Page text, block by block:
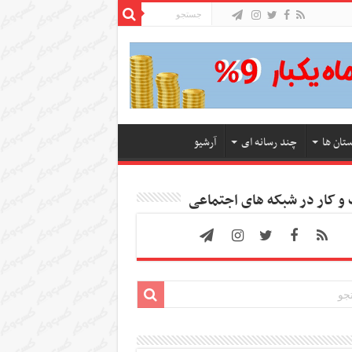
ها چند رسانه ای آرشیو
کار در شبکه های اجتماعی